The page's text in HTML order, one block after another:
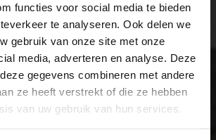
functies voor social media te bieden
te analyseren. Ook delen we
gebruik van onze site met onze
media, adverteren en analyse. Deze
gegevens combineren met andere
ze heeft verstrekt of die ze hebben
van uw gebruik van hun services.
de